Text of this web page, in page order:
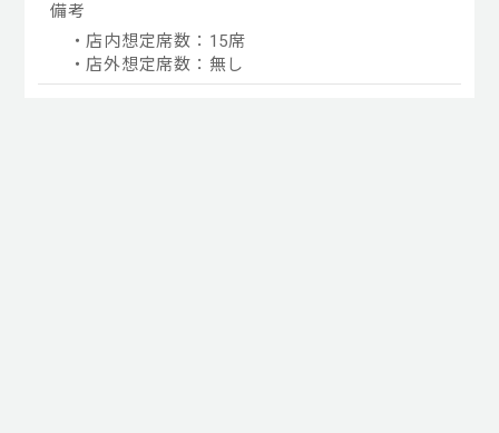
備考
・店内想定席数：15席
・店外想定席数：無し